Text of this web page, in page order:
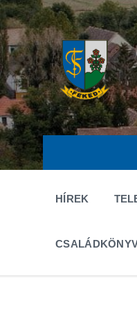
Ugrás
tartalomhoz
Ugrás
fő
navigációhoz
Ugrás
lábléchez
HÍREK